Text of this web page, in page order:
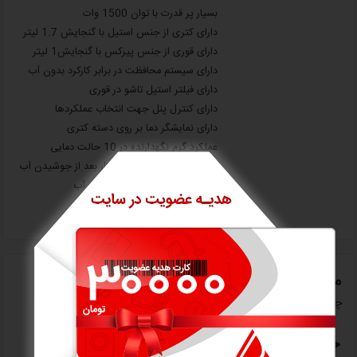
بسیار پر قدرت با توان 1500 وات
دارای کتری از جنس استیل با گنجایش 1.7 لیتر
دارای قوری از جنس پیرکس با گنجایش1 لیتر
دارای سیستم محافظت در برابر کارکرد بدون آب
دارای فیلتر استیل تاشو در قوری
دارای کنترل پنل جهت انتخاب عملکردها
دارای نمایشگر دما بر روی دسته کتری
عملکرد گرم نگهدارنده در 10 حالت دمایی
عملکرد خاموش کردن خودکار بعد از جوشیدن آب
نمایشگر جهت نشان دادن دمای آب
ترموستات از برند معتبر استریکس
معرفی اجمالی
چایساز دیجیتال زنیت مدل ZTM1471
چای‌ساز زنیت مدل